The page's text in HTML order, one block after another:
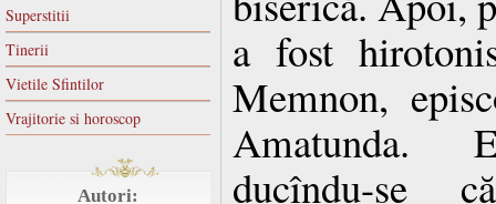
Superstitii
Tinerii
Vietile Sfintilor
Vrajitorie si horoscop
Autori:
a fost
Memnon,
Amatunda.
ducîndu-se